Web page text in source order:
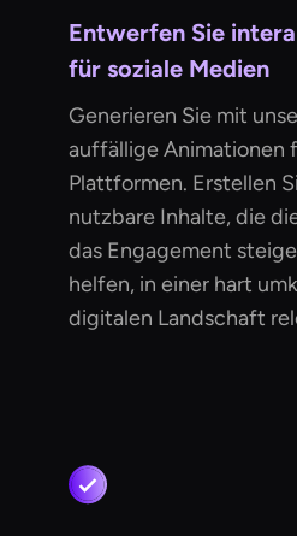
Entwerfen Sie
für soziale Medien
Generieren Sie mit
auffällige Animationen
Plattformen. Erstellen
nutzbare Inhalte, die
das Engagement
helfen, in einer hart
digitalen Landschaft